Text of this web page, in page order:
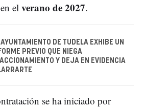
el verano de 2027.
AYUNTAMIENTO DE TUDELA EXHIBE UN
PREVIO QUE NIEGA
Y DEJA EN EVIDENCIA
se ha iniciado por